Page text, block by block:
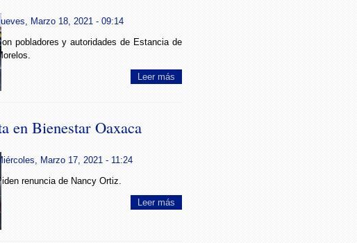
Marzo 18, 2021 - 09:14
pobladores y autoridades de Estancia de
Leer más
en Bienestar Oaxaca
Marzo 17, 2021 - 11:24
renuncia de Nancy Ortiz.
Leer más